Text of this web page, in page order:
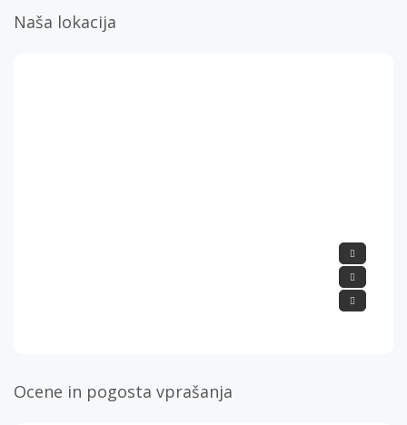
Naša lokacija
Ocene in pogosta vprašanja